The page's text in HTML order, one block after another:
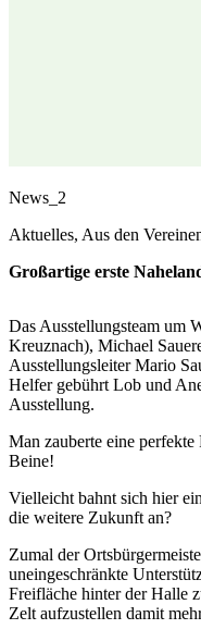
News_2
Aktuelles, Aus den
Großartige erste
Das Ausstellungsteam um
Kreuznach), Michael
Ausstellungsleiter Mario
Helfer gebührt Lob und
Ausstellung.
Man zauberte eine
Beine!
Vielleicht bahnt sich hier
die weitere Zukunft an?
Zumal der
uneingeschränkte
Freifläche hinter der Halle
Zelt aufzustellen damit